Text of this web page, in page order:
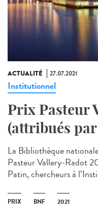
ACTUALITÉ 27.07.2021
Institutionnel
Prix Pasteur
(attribués
La Bibliothèque
Pasteur Vallery-Radot
Patin, chercheurs à
PRIX BNF 2021